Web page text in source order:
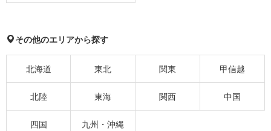
その他のエリアから探す
北海道 東北 関東 甲信越
北陸 東海 関西 中国
四国 九州・沖縄